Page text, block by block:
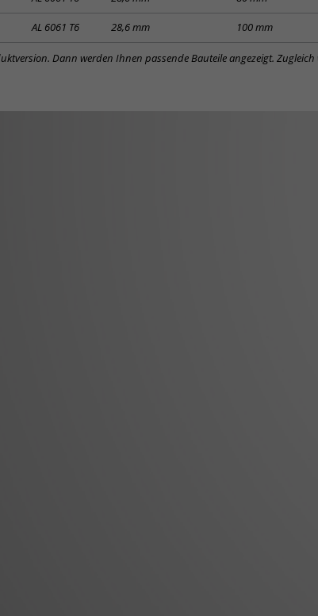
AL 6061 T6 28,6 mm 100 mm
Dann werden Ihnen passende Bauteile angezeigt.